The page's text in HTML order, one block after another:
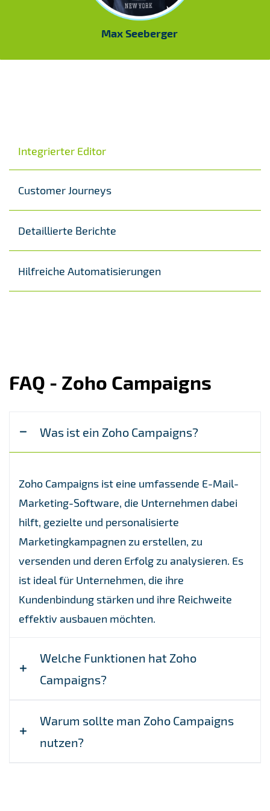
Max Seeberger
Integrierter Editor
Customer Journeys
Detaillierte Berichte
Hilfreiche Automatisierungen
FAQ - Zoho Campaigns
Was ist ein Zoho Campaigns?
Zoho Campaigns ist eine umfassende E-Mail-
Marketing-Software, die Unternehmen dabei
hilft, gezielte und personalisierte
Marketingkampagnen zu erstellen, zu
versenden und deren Erfolg zu analysieren. Es
ist ideal für Unternehmen, die ihre
Kundenbindung stärken und ihre Reichweite
effektiv ausbauen möchten.
Welche Funktionen hat Zoho
Campaigns?
E-Mail-Design: Gestalte ansprechende
Kampagnen mit vorgefertigten Vorlagen
Warum sollte man Zoho Campaigns
nutzen?